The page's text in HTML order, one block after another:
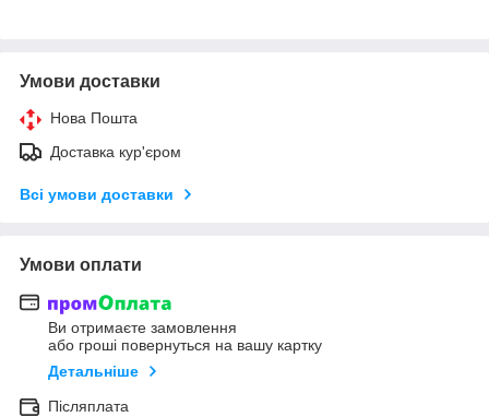
Умови доставки
Нова Пошта
Доставка кур'єром
Всі умови доставки
Умови оплати
Ви отримаєте замовлення
або гроші повернуться на вашу картку
Детальніше
Післяплата